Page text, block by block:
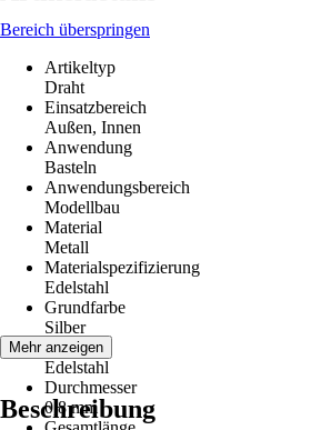
Bereich überspringen
Artikeltyp
Draht
Einsatzbereich
Außen, Innen
Anwendung
Basteln
Anwendungsbereich
Modellbau
Material
Metall
Materialspezifizierung
Edelstahl
Grundfarbe
Silber
Farbton
Edelstahl
Durchmesser
0,8 mm
Mehr anzeigen
Beschreibung